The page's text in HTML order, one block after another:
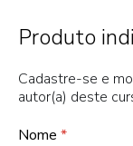
Produto
Cadastre-se e
autor(a) deste
Nome *